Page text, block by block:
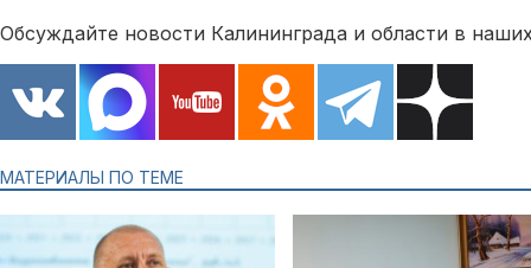
Обсуждайте новости Калининграда и области в
МАТЕРИАЛЫ ПО ТЕМЕ